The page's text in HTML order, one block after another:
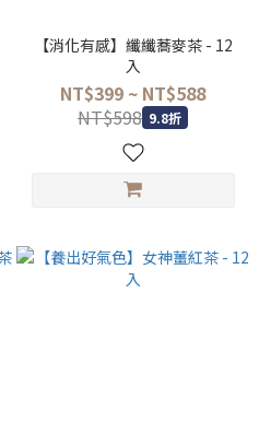
【消化有感】纖纖蕎麥茶 - 12
入
NT$399 ~ NT$588
NT$598 9.8折